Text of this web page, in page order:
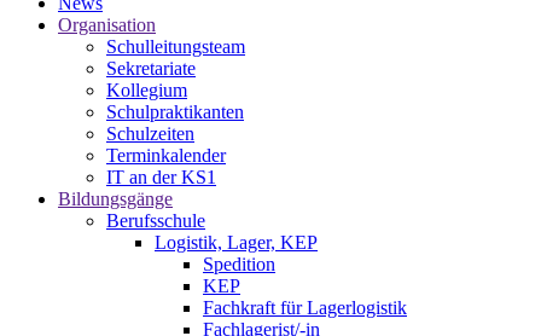
Organisation
Schulleitungsteam
Sekretariate
Kollegium
Schulpraktikanten
Schulzeiten
Terminkalender
IT an der KS1
Bildungsgänge
Berufsschule
Logistik, Lager, KEP
Spedition
KEP
Fachkraft für Lagerlogistik
Fachlagerist/-in